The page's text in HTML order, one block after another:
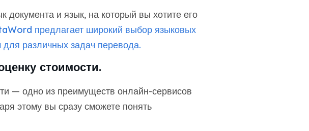
документа и язык, на который вы хотите его
предлагает широкий выбор языковых
различных задач перевода.
стоимости.
— одно из преимуществ онлайн-сервисов
этому вы сразу сможете понять